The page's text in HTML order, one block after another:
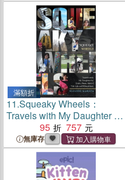
滿額折
11.Squeaky Wheels：
Travels with My Daughter by
Train, Plane, Metro, Tuk-tuk
and Wheelchair
95 757
無庫存